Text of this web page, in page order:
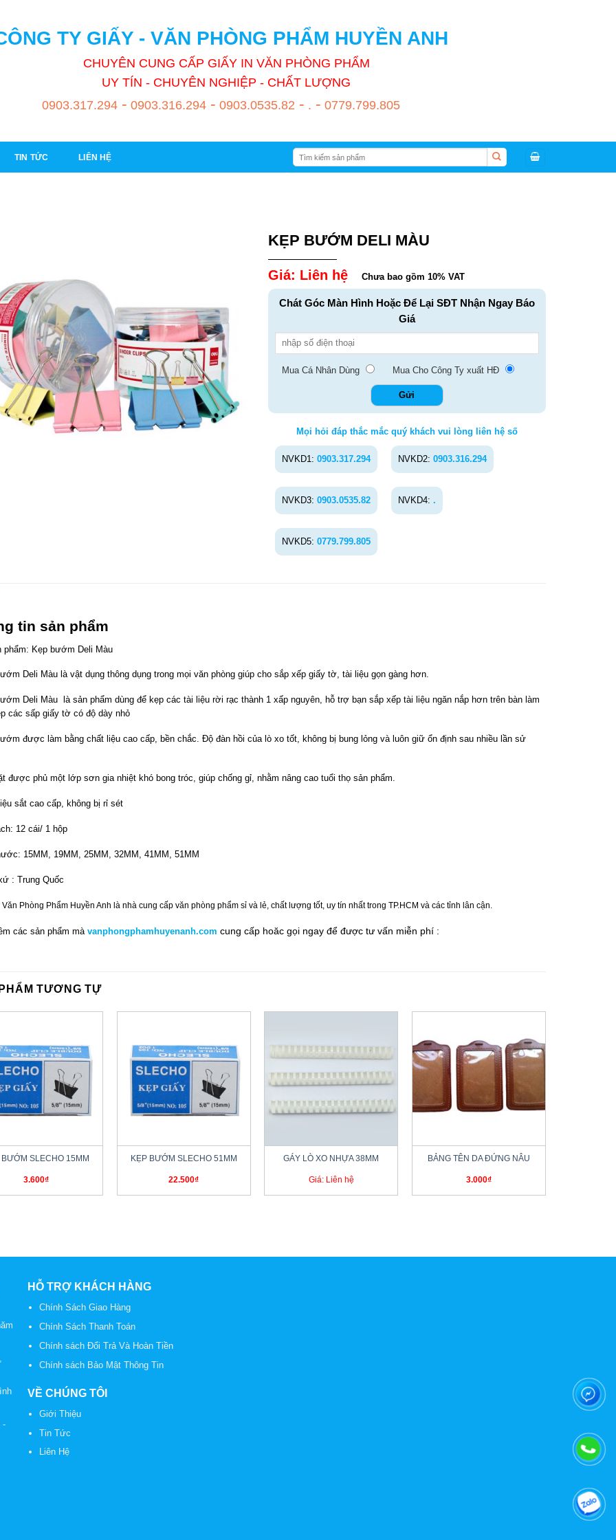
TY GIẤY - VĂN PHÒNG PHẨM HUYỀN ANH
CHUYÊN CUNG CẤP GIẤY IN VĂN PHÒNG PHẨM
UY TÍN - CHUYÊN NGHIỆP - CHẤT LƯỢNG
0903.317.294 - 0903.316.294 - 0903.0535.82 - . - 0779.799.805
TIN TỨC LIÊN HỆ
Tìm
kiếm:
KẸP BƯỚM DELI MÀU
Giá: Liên hệ Chưa bao gồm 10% VAT
Chát Góc Màn Hình Hoặc Để Lại SĐT Nhận Ngay Báo
Giá
Mua Cá Nhân Dùng Mua Cho Công Ty xuất HĐ
Mọi hỏi đáp thắc mắc quý khách vui lòng liên hệ số
NVKD1: 0903.317.294 NVKD2: 0903.316.294
NVKD3: 0903.0535.82 NVKD4: .
NVKD5: 0779.799.805
tin sản phẩm
phẩm: Kẹp bướm Deli Màu
Deli Màu là vật dụng thông dụng trong mọi văn phòng giúp cho sắp xếp giấy tờ, tài liệu gọn gàng hơn.
Deli Màu là sản phẩm dùng để kẹp các tài liệu rời rạc thành 1 xấp nguyên, hỗ trợ bạn sắp xếp tài liệu ngăn nắp hơn trên bàn làm
các sấp giấy tờ có độ dày nhỏ
được làm bằng chất liệu cao cấp, bền chắc. Độ đàn hồi của lò xo tốt, không bị bung lỏng và luôn giữ ổn định sau nhiều lần sử
được phủ một lớp sơn gia nhiệt khó bong tróc, giúp chống gỉ, nhằm nâng cao tuổi thọ sản phẩm.
sắt cao cấp, không bị rỉ sét
12 cái/ 1 hộp
15MM, 19MM, 25MM, 32MM, 41MM, 51MM
: Trung Quốc
Văn Phòng Phẩm Huyền Anh là nhà cung cấp văn phòng phẩm sỉ và lẻ, chất lượng tốt, uy tín nhất trong TP.HCM và các tỉnh lân cận.
các sản phẩm mà vanphongphamhuyenanh.com cung cấp hoăc gọi ngay để được tư vấn miễn phí :
TƯƠNG TỰ
BƯỚM SLECHO 15MM
3.600₫
KẸP BƯỚM SLECHO 51MM
22.500₫
GÁY LÒ XO NHỰA 38MM
Giá: Liên hệ
BẢNG TÊN DA ĐỨNG NÂU
3.000₫
-
HỖ TRỢ KHÁCH HÀNG
Chính Sách Giao Hàng
Chính Sách Thanh Toán
Chính sách Đổi Trả Và Hoàn Tiền
Chính sách Bảo Mật Thông Tin
VỀ CHÚNG TÔI
Giới Thiệu
Tin Tức
Liên Hệ